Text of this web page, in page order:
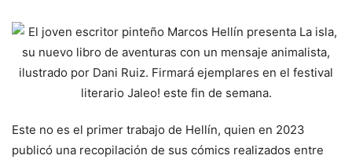
Este no es el primer trabajo de Hellín, quien en 2023
publicó una recopilación de sus cómics realizados entre